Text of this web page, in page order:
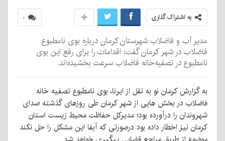
۰ به اشتراک گذاری
مدیر آب و فاضلاب شهرستان کرمان درباره بوی نامطبوع
فاضلاب در شهر کرمان گفت: اقدامات را برای رفع این بوی
نامطبوع در تصفیه‌خانه فاضلاب سرعت بخشیده‌اند.
به گزارش کرمان نو به نقل از ایرنا، بوی نامطبوع تصفیه خانه
فاضلاب در بخش هایی از شهر کرمان طی روزهای گذشته صدای
شهروندان را درآورده بود؛ مدیرکل حفاظت محیط زیست استان
کرمان نیز اخطار داده بود درصورتی که آبفا این مشکل را حل نکند